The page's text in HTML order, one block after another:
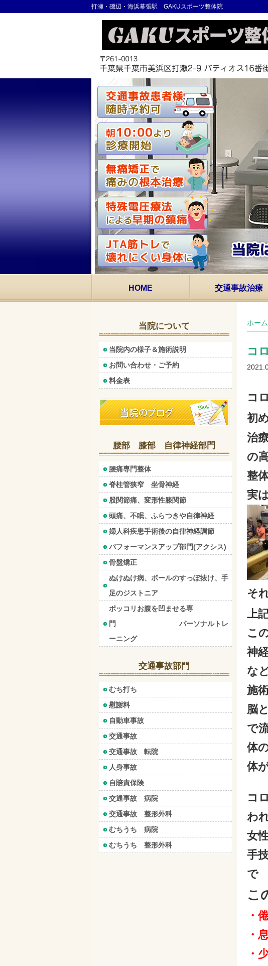
打瀬・磯辺・海浜幕張駅 GAKUスポーツ整体院
HOME 交通事故治療
ホーム
コ
コ
初
治
の
整
実
そ
上
こ
神
な
施
脳
で
体
体
コ
わ
女
手
で
こ
・
・
・
当院について
当院内の様子＆施術説明
お問い合わせ・ご予約
料金表
腰部 膝部 自律神経部門
腰痛専門整体
脊柱管狭窄 坐骨神経
股関節痛、変形性膝関節
頭痛、不眠、ふらつきや自律神経
婦人科疾患手術後の自律神経調節
パフォーマンスアップ部門(アクシス)
骨盤矯正
ぬけぬけ病、ボールのすっぽ抜け、手
足のジストニア
ポッコリお腹を凹ませる専
門 パーソナルトレ
ーニング
交通事故部門
むち打ち
慰謝料
自動車事故
交通事故
交通事故 転院
人身事故
自賠責保険
交通事故 病院
交通事故 整形外科
むちうち 病院
むちうち 整形外科